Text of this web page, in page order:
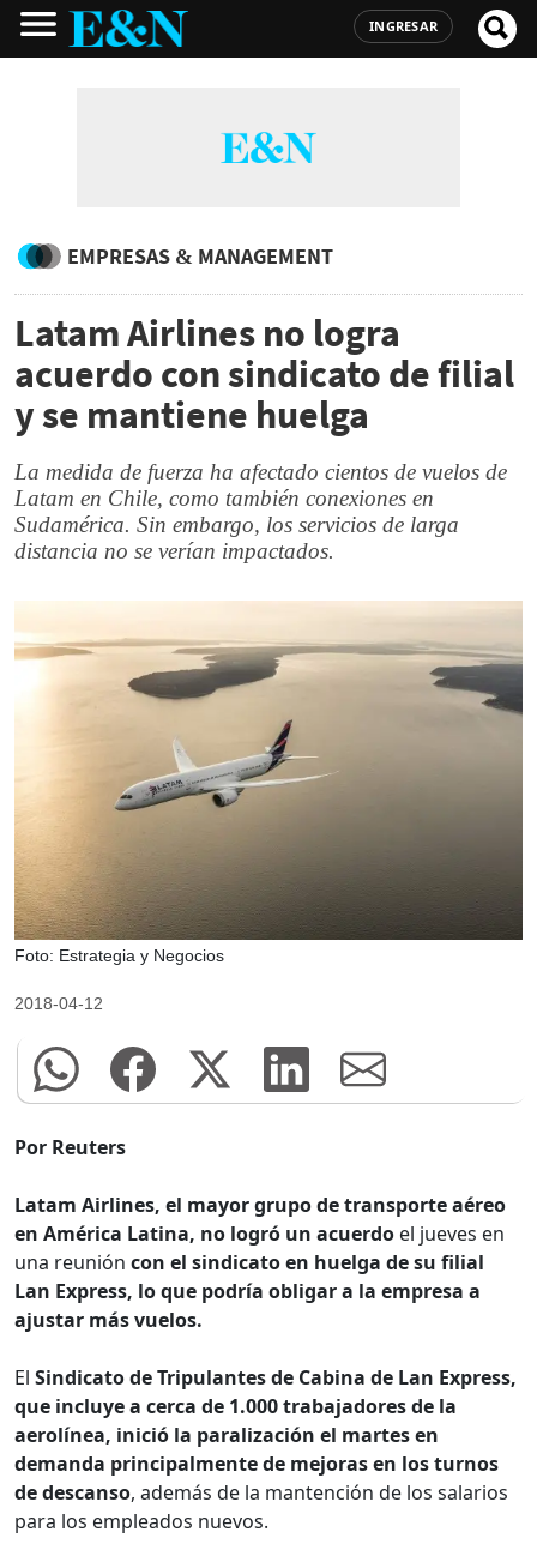
INGRESAR
EMPRESAS & MANAGEMENT
Latam Airlines no logra
acuerdo con sindicato de filial
y se mantiene huelga
La medida de fuerza ha afectado cientos de vuelos de
Latam en Chile, como también conexiones en
Sudamérica. Sin embargo, los servicios de larga
distancia no se verían impactados.
Foto: Estrategia y Negocios
2018-04-12
Por Reuters
Latam Airlines, el mayor grupo de transporte aéreo
en América Latina, no logró un acuerdo el jueves en
una reunión con el sindicato en huelga de su filial
Lan Express, lo que podría obligar a la empresa a
ajustar más vuelos.
El Sindicato de Tripulantes de Cabina de Lan Express,
que incluye a cerca de 1.000 trabajadores de la
aerolínea, inició la paralización el martes en
demanda principalmente de mejoras en los turnos
de descanso, además de la mantención de los salarios
para los empleados nuevos.